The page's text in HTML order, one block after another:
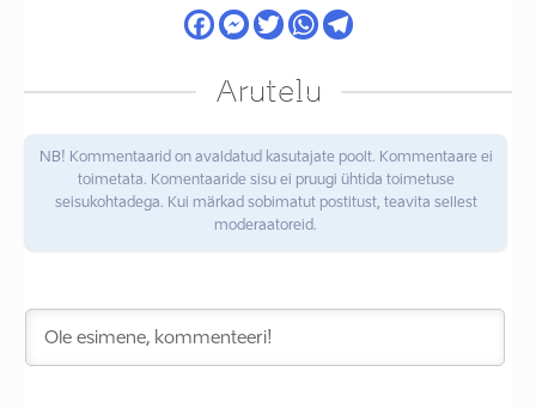
Arutelu
NB! Kommentaarid on avaldatud kasutajate poolt. Kommentaare ei
toimetata. Komentaaride sisu ei pruugi ühtida toimetuse
seisukohtadega. Kui märkad sobimatut postitust, teavita sellest
moderaatoreid.